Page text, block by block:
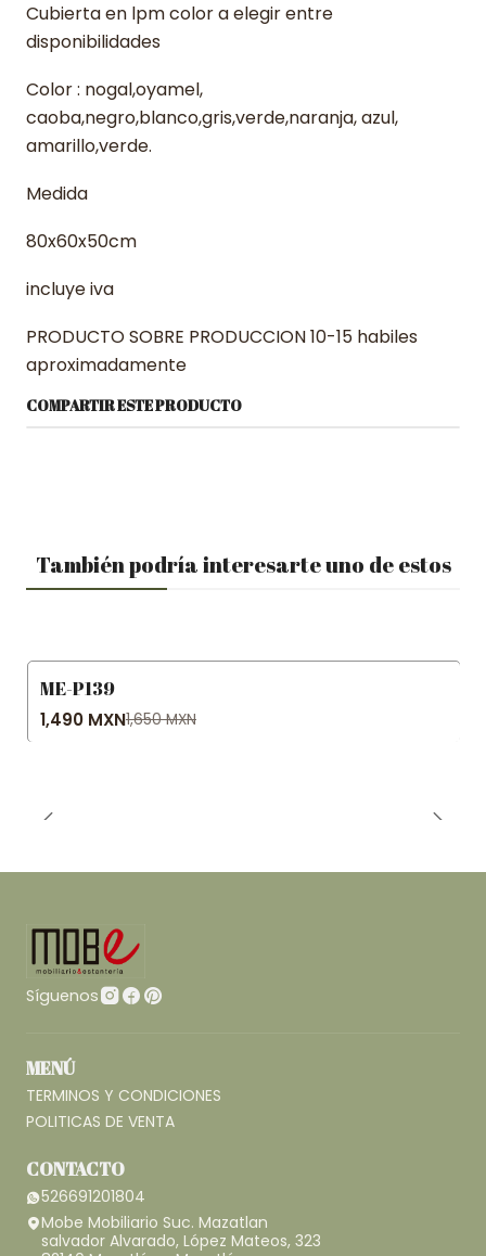
Cubierta en lpm color a elegir entre
disponibilidades
Color : nogal,oyamel,
caoba,negro,blanco,gris,verde,naranja, azul,
amarillo,verde.
Medida
80x60x50cm
incluye iva
PRODUCTO SOBRE PRODUCCION 10-15 habiles
aproximadamente
COMPARTIR ESTE PRODUCTO
También podría interesarte uno de estos
-10% OFF
ME-P139
1,490 MXN1,650 MXN
Síguenos
MENÚ
TERMINOS Y CONDICIONES
POLITICAS DE VENTA
CONTACTO
526691201804
Mobe Mobiliario Suc. Mazatlan
salvador Alvarado, López Mateos, 323